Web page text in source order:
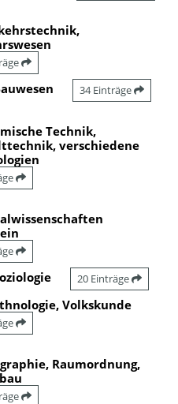
34 Einträge
Technik,
verschiedene
20 Einträge
Volkskunde
Raumordnung,